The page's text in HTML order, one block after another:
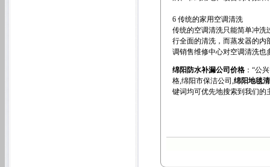
6 传统的家用空调清洗
传统的空调清洗只能简单冲洗
行全面的清洗，而蒸发器的内
调销售维修中心对空调清洗也
绵阳防水补漏公司价格 ：“公
格,绵阳市保洁公司 ,绵阳地毯
键词均可优先地搜索到我们的